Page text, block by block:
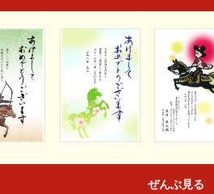
ぜんぶ見る